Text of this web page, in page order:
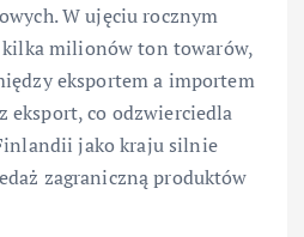
W ujęciu rocznym
milionów ton towarów,
eksportem a importem
eksport, co odzwierciedla
jako kraju silnie
zagraniczną produktów